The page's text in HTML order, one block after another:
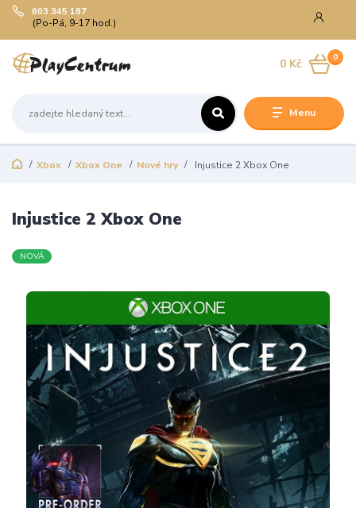
Menu
603 345 187
(Po-Pá, 9-17 hod.)
0
0 Kč
Xbox Xbox One Nové hry Injustice 2 Xbox One
Injustice 2 Xbox One
NOVÁ